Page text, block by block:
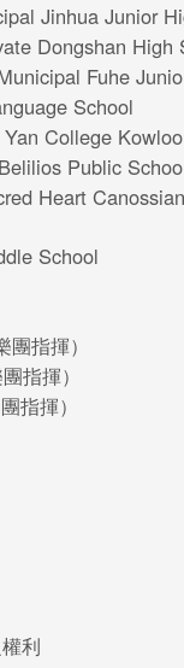
Jinhua Junior
Dongshan High
Fuhe
School
Yan College
Public
Heart
School
指揮）
指揮）
指揮）
利